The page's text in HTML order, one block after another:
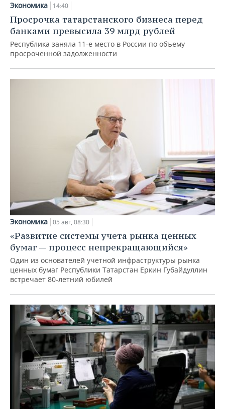
Экономика 14:40
Просрочка татарстанского бизнеса перед
банками превысила 39 млрд рублей
Республика заняла 11-е место в России по объему
просроченной задолженности
Экономика 05 авг, 08:30
«Развитие системы учета рынка ценных
бумаг — процесс непрекращающийся»
Один из основателей учетной инфраструктуры рынка
ценных бумаг Республики Татарстан Еркин Губайдуллин
встречает 80-летний юбилей